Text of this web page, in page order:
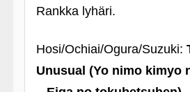
Rankka lyhäri.
Hosi/Ochiai/Ogura/Suzuki:
Unusual (Yo nimo kimyo